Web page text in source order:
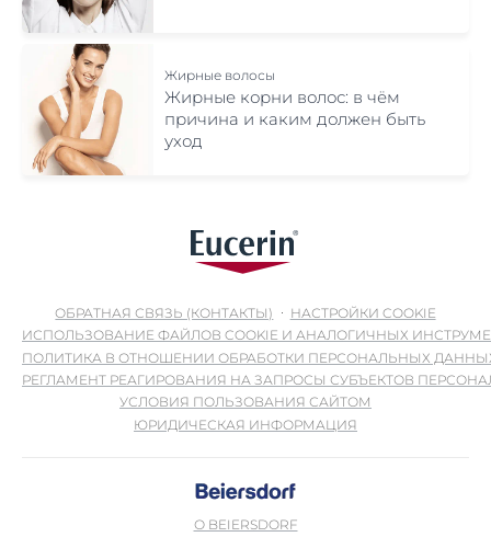
Жирные волосы
Жирные корни волос: в чём
причина и каким должен быть
уход
ОБРАТНАЯ СВЯЗЬ (КОНТАКТЫ)
НАСТРОЙКИ COOKIE
ИСПОЛЬЗОВАНИЕ ФАЙЛОВ COOKIE И АНАЛОГИЧНЫХ
ПОЛИТИКА В ОТНОШЕНИИ ОБРАБОТКИ ПЕРСОНАЛЬНЫХ
РЕГЛАМЕНТ РЕАГИРОВАНИЯ НА ЗАПРОСЫ СУБЪЕКТОВ
УСЛОВИЯ ПОЛЬЗОВАНИЯ САЙТОМ
ЮРИДИЧЕСКАЯ ИНФОРМАЦИЯ
О BEIERSDORF